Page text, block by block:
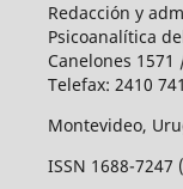
Redacción y
Psicoanalítica
Canelones 1571
Telefax: 2410
Montevideo,
ISSN 1688-7247